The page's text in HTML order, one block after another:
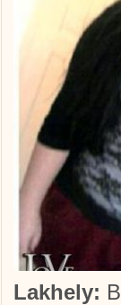
Lakhely: